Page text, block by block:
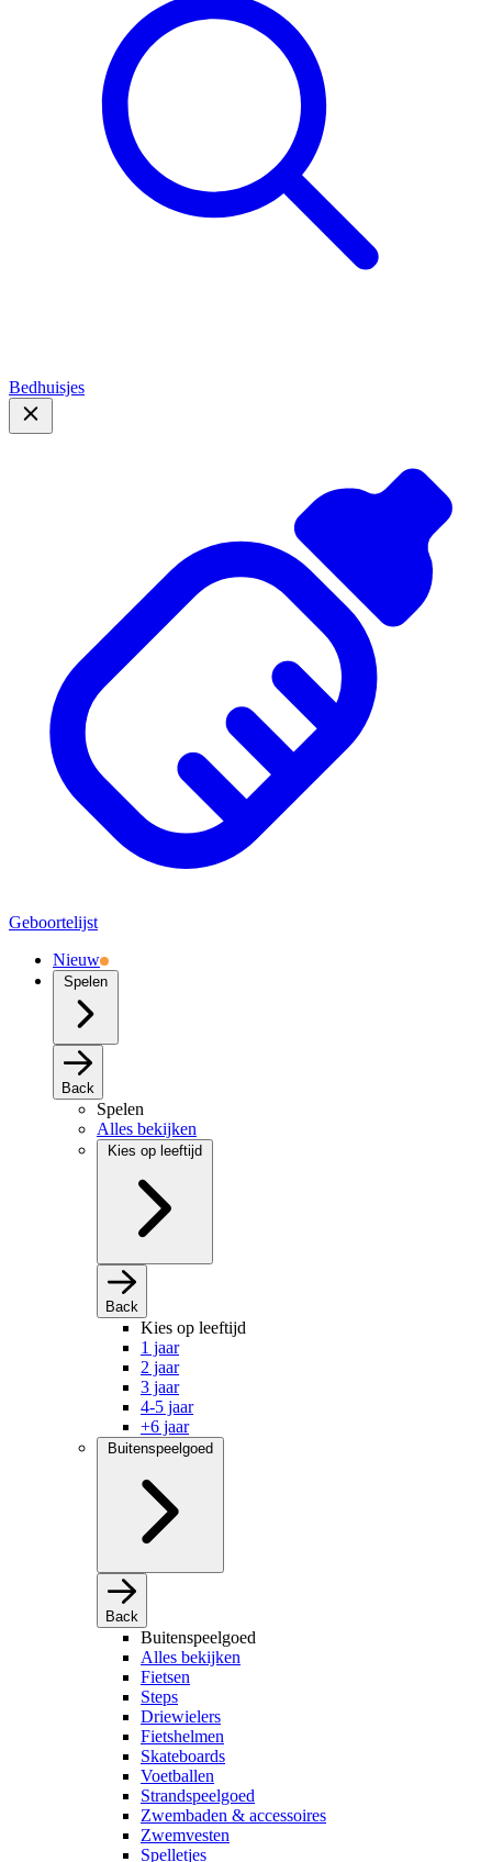
Bedhuisjes
Geboortelijst
Nieuw
Spelen
Back
Spelen
Alles bekijken
Kies op leeftijd
Back
Kies op leeftijd
1 jaar
2 jaar
3 jaar
4-5 jaar
+6 jaar
Buitenspeelgoed
Back
Buitenspeelgoed
Alles bekijken
Fietsen
Steps
Driewielers
Fietshelmen
Skateboards
Voetballen
Strandspeelgoed
Zwembaden & accessoires
Zwemvesten
Spelletjes